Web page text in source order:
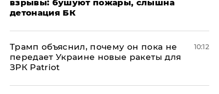
взрывы: бушуют пожары, слышна
детонация БК
Трамп объяснил, почему он пока не
передает Украине новые ракеты для
ЗРК Patriot
10:12